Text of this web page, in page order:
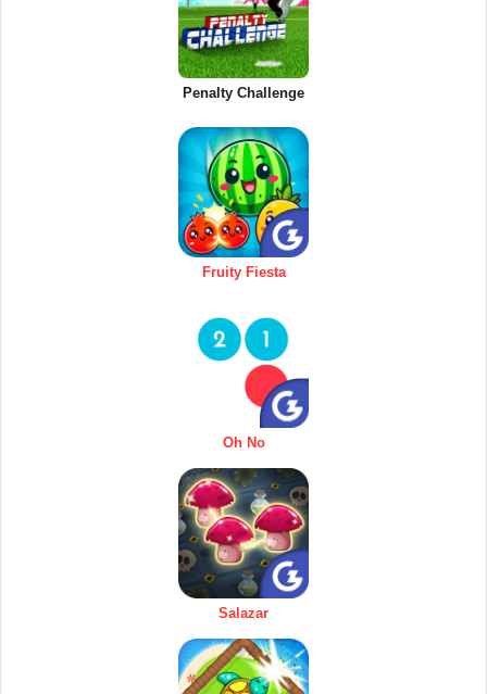
Penalty Challenge
Fruity Fiesta
Oh No
Salazar